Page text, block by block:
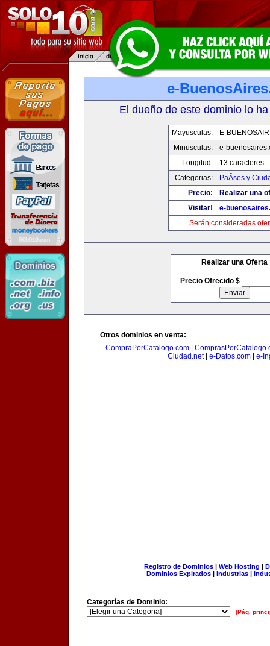
e-
El dueño de este dominio lo
Mayusculas:
E-
Minusculas:
e-
Longitud:
13 caracteres
Categorias:
PaÃ­ses y
Precio:
Realizar una
Visitar!
e-
Serán consideradas
Realizar una Oferta
Precio Ofrecido $
Otros dominios en venta:
CompraPorCatalogo.com|
Ciudad.net| e-Datos.com| e-
Registro de Dominios| Web Hosting |
Dominios Expirados | Industrias |
Categorías de Dominio:
[Pág.